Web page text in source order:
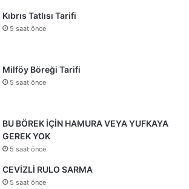
Kıbrıs Tatlısı Tarifi
5 saat önce
Milföy Böreği Tarifi
5 saat önce
BU BÖREK İÇİN HAMURA VEYA YUFKAYA
GEREK YOK
5 saat önce
CEVİZLİ RULO SARMA
5 saat önce